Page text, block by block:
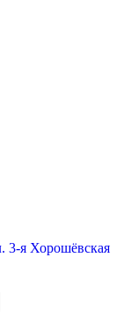
3-я Хорошёвская